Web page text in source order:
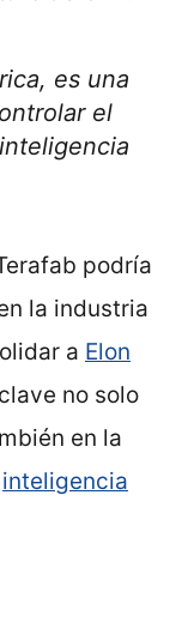
es una
el
podría
la industria
a Elon
no solo
en la
inteligencia